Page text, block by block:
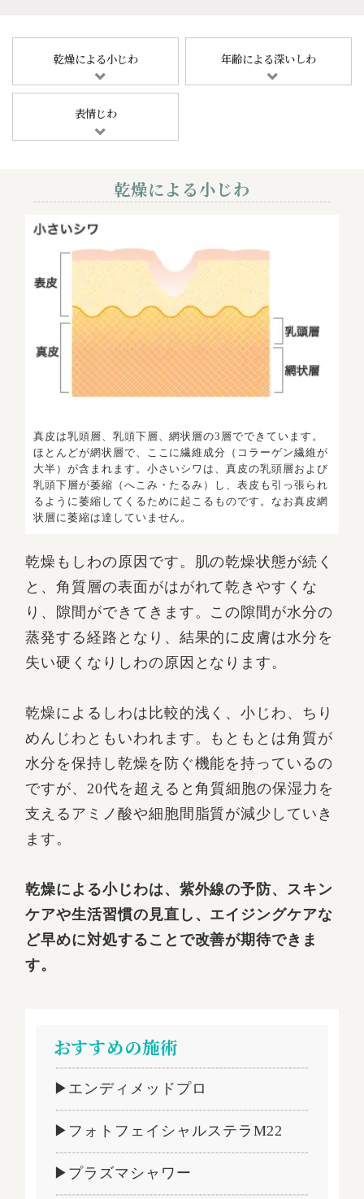
乾燥による小じわ 年齢による深いしわ
表情じわ
乾燥による小じわ
真皮は乳頭層、乳頭下層、網状層の3層でできています。
ほとんどが網状層で、ここに繊維成分（コラーゲン繊維が
大半）が含まれます。小さいシワは、真皮の乳頭層および
乳頭下層が萎縮（へこみ・たるみ）し、表皮も引っ張られ
るように萎縮してくるために起こるものです。なお真皮網
状層に萎縮は達していません。
乾燥もしわの原因です。肌の乾燥状態が続く
と、角質層の表面がはがれて乾きやすくな
り、隙間ができてきます。この隙間が水分の
蒸発する経路となり、結果的に皮膚は水分を
失い硬くなりしわの原因となります。
乾燥によるしわは比較的浅く、小じわ、ちり
めんじわともいわれます。もともとは角質が
水分を保持し乾燥を防ぐ機能を持っているの
ですが、20代を超えると角質細胞の保湿力を
支えるアミノ酸や細胞間脂質が減少していき
ます。
乾燥による小じわは、紫外線の予防、スキン
ケアや生活習慣の見直し、エイジングケアな
ど早めに対処することで改善が期待できま
す。
おすすめの施術
▶エンディメッドプロ
▶フォトフェイシャルステラM22
▶プラズマシャワー